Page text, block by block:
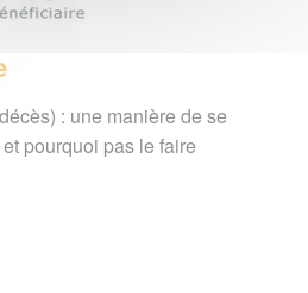
: une manière de se
pourquoi pas le faire